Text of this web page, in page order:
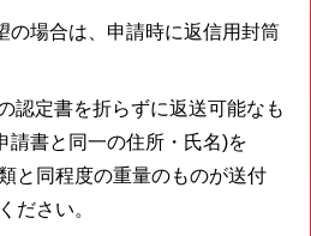
場合は、申請時に返信用封筒
認定書を折らずに返送可能なも
請書と同一の住所・氏名)を
と同程度の重量のものが送付
ださい。